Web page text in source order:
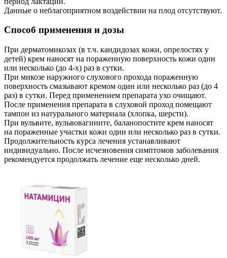
Данные о неблагоприятном воздействии на плод отсутствуют.
Способ применения и дозы
При дерматомикозах (в т.ч. кандидозах кожи, опрелостях у
детей) крем наносят на пораженную поверхность кожи один
или несколько (до 4-х) раз в сутки.
При микозе наружного слухового прохода пораженную
поверхность смазывают кремом один или несколько раз (до 4
раз) в сутки. Перед применением препарата ухо очищают.
После применения препарата в слуховой проход помещают
тампон из натурального материала (хлопка, шерсти).
При вульвите, вульвовагините, баланопостите крем наносят
на пораженные участки кожи один или несколько раз в сутки.
Продолжительность курса лечения устанавливают
индивидуально. После исчезновения симптомов заболевания
рекомендуется продолжать лечение еще несколько дней.